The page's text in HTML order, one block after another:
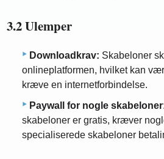
3.2 Ulemper
Downloadkrav: Skabeloner
onlineplatformen, hvilket kan
kræve en internetforbindelse.
Paywall for nogle
skabeloner er gratis, kræver
specialiserede skabeloner